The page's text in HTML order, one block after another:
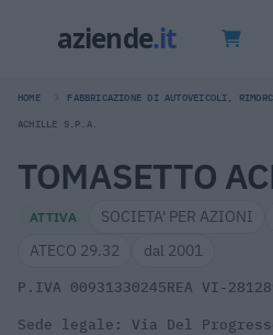
HOME FABBRICAZIONE DI AUTOVEICOLI,
ACHILLE S.P.A.
TOMASETTO
ATTIVA SOCIETA' PER AZIONI
ATECO 29.32
dal 2001
P.IVA 00931330245REA VI-
Sede legale: Via Del